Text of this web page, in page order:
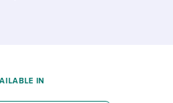
IN